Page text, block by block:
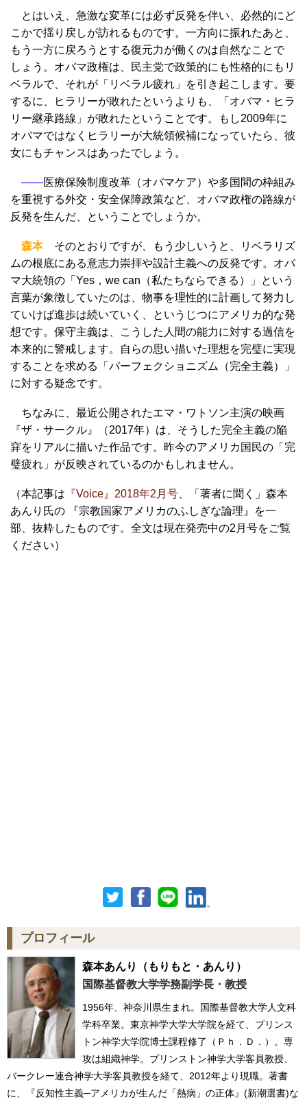
とはいえ、急激な変革には必ず反発を伴い、必然的にど
こかで揺り戻しが訪れるものです。一方向に振れたあと、
もう一方に戻ろうとする復元力が働くのは自然なことで
しょう。オバマ政権は、民主党で政策的にも性格的にもリ
ベラルで、それが「リベラル疲れ」を引き起こします。要
するに、ヒラリーが敗れたというよりも、「オバマ・ヒラ
リー継承路線」が敗れたということです。もし2009年に
オバマではなくヒラリーが大統領候補になっていたら、彼
女にもチャンスはあったでしょう。
――医療保険制度改革（オバマケア）や多国間の枠組み
を重視する外交・安全保障政策など、オバマ政権の路線が
反発を生んだ、ということでしょうか。
森本そのとおりですが、もう少しいうと、リベラリズ
ムの根底にある意志力崇拝や設計主義への反発です。オバ
マ大統領の「Yes，we can（私たちならできる）」という
言葉が象徴していたのは、物事を理性的に計画して努力し
ていけば進歩は続いていく、というじつにアメリカ的な発
想です。保守主義は、こうした人間の能力に対する過信を
本来的に警戒します。自らの思い描いた理想を完璧に実現
することを求める「パーフェクショニズム（完全主義）」
に対する疑念です。
ちなみに、最近公開されたエマ・ワトソン主演の映画
『ザ・サークル』（2017年）は、そうした完全主義の陥
穽をリアルに描いた作品です。昨今のアメリカ国民の「完
璧疲れ」が反映されているのかもしれません。
（本記事は 『Voice』2018年2月号 、「著者に聞く」森本
あんり氏の 『宗教国家アメリカのふしぎな論理』を一
部、抜粋したものです。全文は現在発売中の2月号をご覧
ください）
プロフィール
森本あんり
（もりもと・あんり）
国際基督教大学学務副学長・教授
1956年、神奈川県生まれ。国際基督教大学人文科
学科卒業。東京神学大学大学院を経て、プリンス
トン神学大学院博士課程修了（Ｐｈ．Ｄ．）。専
攻は組織神学。プリンストン神学大学客員教授、
バークレー連合神学大学客員教授を経て、2012年より現職。著書
に、『反知性主義─アメリカが生んだ「熱病」の正体』(新潮選書)な